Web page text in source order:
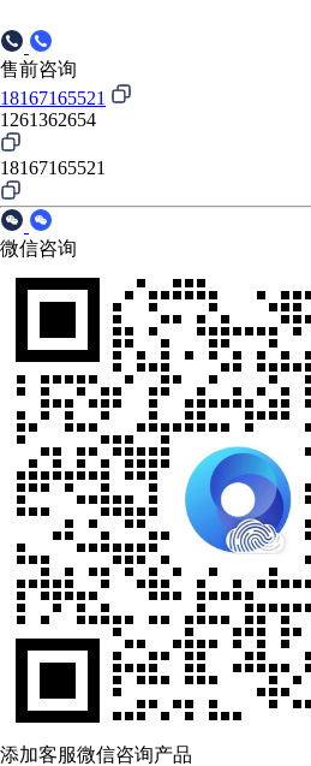
售前咨询
18167165521
1261362654
18167165521
微信咨询
添加客服微信咨询产品